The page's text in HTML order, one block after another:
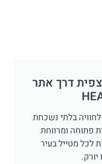
דרך אתר
עלו ל-Top of The Rock לחוויה בלתי נשכחת
פתוחה ומרווחת
לכל מטייל בעיר
יורק.